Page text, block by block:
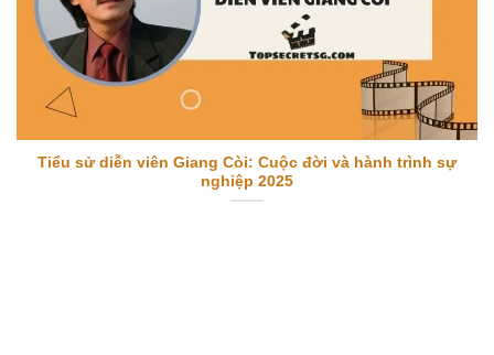
Tiểu sử diễn viên Giang Còi: Cuộc đời và hành trình sự
nghiệp 2025